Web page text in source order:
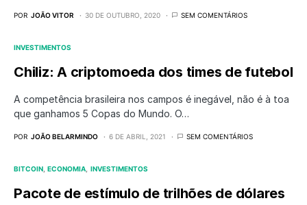
POR JOÃO VITOR 30 DE OUTUBRO, 2020 SEM COMENTÁRIOS
INVESTIMENTOS
Chiliz: A criptomoeda dos times de futebol
A competência brasileira nos campos é inegável, não é à toa
que ganhamos 5 Copas do Mundo. O…
POR JOÃO BELARMINDO 6 DE ABRIL, 2021 SEM COMENTÁRIOS
BITCOIN ECONOMIA INVESTIMENTOS
Pacote de estímulo de trilhões de dólares